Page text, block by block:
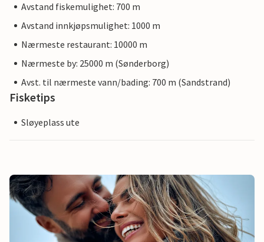
Avstand fiskemulighet: 700 m
Avstand innkjøpsmulighet: 1000 m
Nærmeste restaurant: 10000 m
Nærmeste by: 25000 m (Sønderborg)
Avst. til nærmeste vann/bading: 700 m (Sandstrand)
Fisketips
Sløyeplass ute